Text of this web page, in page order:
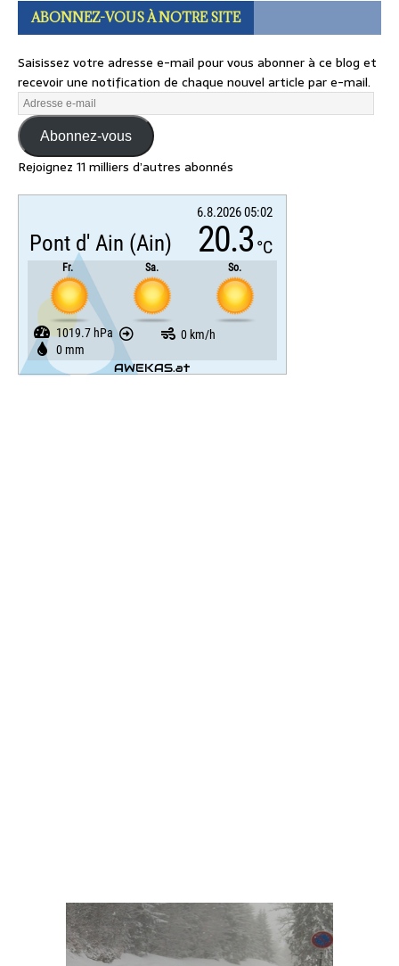
ABONNEZ-VOUS À NOTRE SITE
Saisissez votre adresse e-mail pour vous abonner à ce blog et
recevoir une notification de chaque nouvel article par e-mail.
Abonnez-vous
Rejoignez 11 milliers d’autres abonnés